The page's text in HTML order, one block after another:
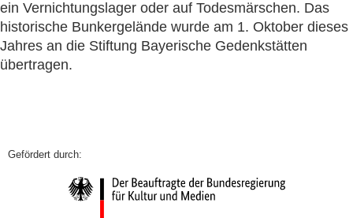
ein Vernichtungslager oder auf Todesmärschen. Das
historische Bunkergelände wurde am 1. Oktober dieses
Jahres an die Stiftung Bayerische Gedenkstätten
übertragen.